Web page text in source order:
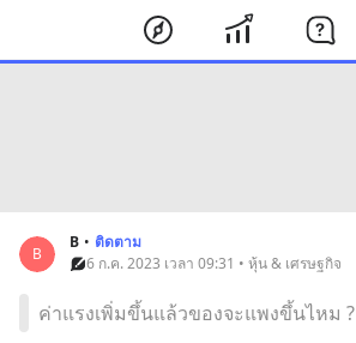
B
B • ติดตาม
6 ก.ค. 2023 เวลา 09:31 • หุ้น & เศรษฐกิจ
ค่าแรงเพิ่มขึ้นแล้วของจะแพงขึ้นไหม ?